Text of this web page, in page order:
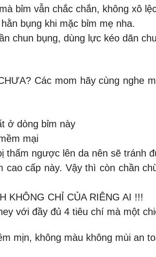
bỉm vẫn chắc chắn, không xô
bụng khi mặc bỉm mẹ nha.
chun bụng, dùng lực kéo dãn
Các mom hãy cùng nghe
ở dòng bỉm này
mại
thấm ngược lên da nên sẽ tránh
cấp này. Vậy thì còn chần
KHÔNG CHỈ CỦA RIÊNG AI !!!
với đầy đủ 4 tiêu chí mà một
mịn, không màu không mùi an